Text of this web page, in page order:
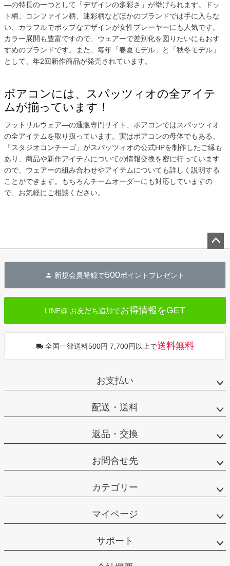
―の特長の一つとして「デザインの多彩さ」が挙げられます。ドッ
ト柄、コンファイン柄、迷彩柄などほかのブランドでは手に入らな
い、カラフルでポップなデザインが女性プレーヤーにも人気です。
カラー展開も豊富ですので、ウェアーで差別化を図りたいにもおす
すめのブランドです。また、毎年「春夏モデル」と「秋冬モデル」
として、年2回新作商品が発売されています。
ボアコンには、スパッツィオの全アイテ
ムが揃っています！
フットサルウェア―の通販専門サイト、ボアコンではスパッツィオ
の全アイテムを取り扱っています。実はボアコンの母体でもある、
「スタジオコンチーゴ」がスパッツィオの公式HPを制作したご縁も
あり、商品や新作アイテムについての情報交換を密に行っています
ので、ウェアーの組み合わせやアイテムについても詳しく説明する
ことができます。もちろんチームオーダーにも対応していますの
で、お気軽にご相談ください。
へ
新規会員登録で500ポイントプレゼント
LINE@ お友だち追加でお得情報をGET
全国一律送料500円 7,700円以上で送料無料
お支払い
配送・送料
返品・交換
お問合せ先
カテゴリー
マイページ
サポート